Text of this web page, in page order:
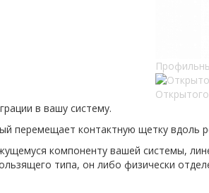
в вашу систему.
перемещает контактную щетку вдоль
компоненту вашей системы,
типа, он либо физически